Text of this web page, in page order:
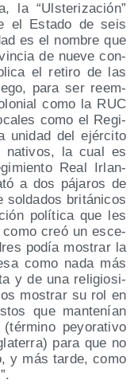
la “Uls­te­ri­za­ción”
el Esta­do de seis
es el nom­bre que
de nue­ve con­
el reti­ro de las
para ser reem­
como la RUC
como el Regi­
uni­dad del ejér­ci­to
nati­vos, la cual es
Real Irlan­
a dos pája­ros de
sol­da­dos bri­tá­ni­cos
polí­ti­ca que les
como creó un esce­
podía mos­trar la
como nada más
y de una reli­gio­si­
mos­trar su rol en
que man­te­nían
peyo­ra­ti­vo
para que no
y más tar­de, como